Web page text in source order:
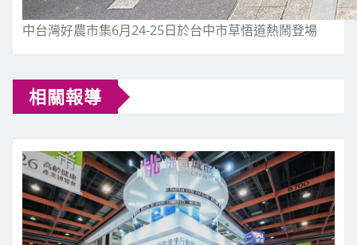
中台灣好農市集6月24-25日於台中市草悟道熱鬧登場
相關報導